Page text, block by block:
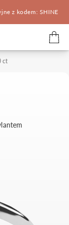
z kodem: SHINE
ct